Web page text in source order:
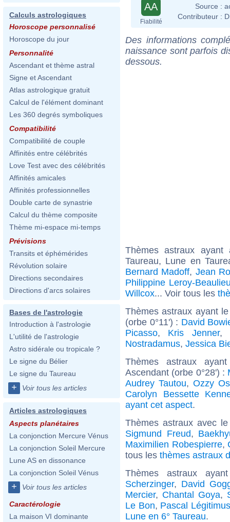
Calculs astrologiques
Horoscope personnalisé
Horoscope du jour
Personnalité
Ascendant et thème astral
Signe et Ascendant
Atlas astrologique gratuit
Calcul de l'élément dominant
Les 360 degrés symboliques
Compatibilité
Compatibilité de couple
Affinités entre célébrités
Love Test avec des célébrités
Affinités amicales
Affinités professionnelles
Double carte de synastrie
Calcul du thème composite
Thème mi-espace mi-temps
Prévisions
Transits et éphémérides
Révolution solaire
Directions secondaires
Directions d'arcs solaires
Bases de l'astrologie
Introduction à l'astrologie
L'utilité de l'astrologie
Astro sidérale ou tropicale ?
Le signe du Bélier
Le signe du Taureau
+ Voir tous les articles
Articles astrologiques
Aspects planétaires
La conjonction Mercure Vénus
La conjonction Soleil Mercure
Lune AS en dissonance
La conjonction Soleil Vénus
+ Voir tous les articles
Caractérologie
La maison VI dominante
AA
Fiabilité
Source :
Contributeur :
Des informations
naissance sont parfois
dessous.
Thèmes astraux
Taureau, Lune en
Bernard Madoff, Jean
Philippine Leroy-
Willcox... Voir tous les
Thèmes astraux ayant
(orbe 0°11') : David
Picasso, Kris Jenner,
Nostradamus, Jessica
Thèmes astraux
Ascendant (orbe 0°28') :
Audrey Tautou, Ozzy
Carolyn Bessette
ayant cet aspect.
Thèmes astraux avec
Sigmund Freud,
Maximilien Robespierre,
tous les thèmes astraux
Thèmes astraux
Scherzinger, David
Mercier, Chantal Goya,
Le Bon, Pascal Légitimus
Lune en 6° Taureau.